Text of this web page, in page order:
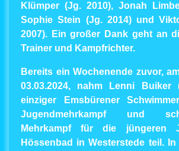
Klümper (Jg. 2010), Jonah
Sophie Stein (Jg. 2014) und
2007). Ein großer Dank geht an
Trainer und Kampfrichter.
Bereits ein Wochenende zuvor,
03.03.2024, nahm Lenni Buiker
einziger Emsbürener
Jugendmehrkampf und
Mehrkampf für die jüngeren
Hössenbad in Westerstede teil.